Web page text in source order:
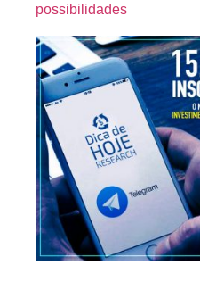
possibilidades